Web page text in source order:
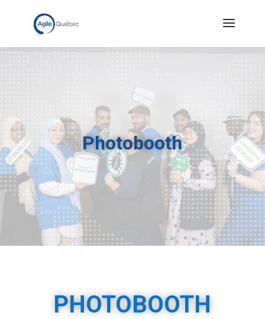
Photobooth
PHOTOBOOTH